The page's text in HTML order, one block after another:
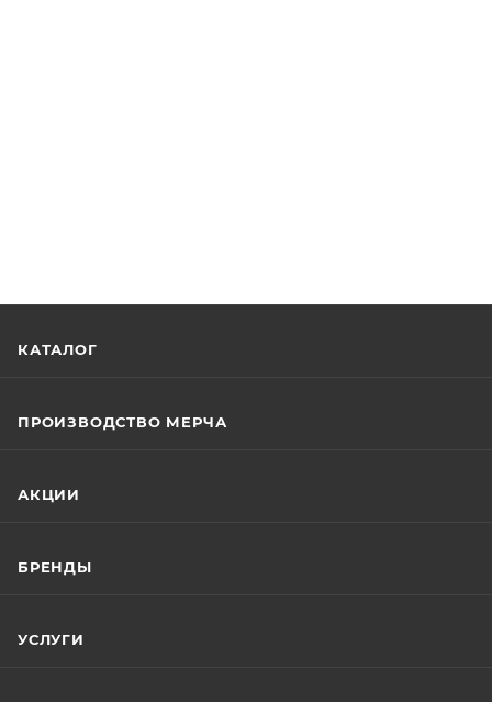
КАТАЛОГ
ПРОИЗВОДСТВО МЕРЧА
АКЦИИ
БРЕНДЫ
УСЛУГИ